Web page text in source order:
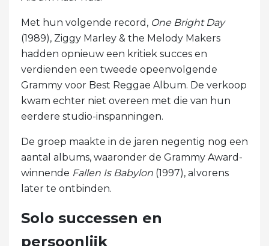
Met hun volgende record, One Bright Day
(1989), Ziggy Marley & the Melody Makers
hadden opnieuw een kritiek succes en
verdienden een tweede opeenvolgende
Grammy voor Best Reggae Album. De verkoop
kwam echter niet overeen met die van hun
eerdere studio-inspanningen.
De groep maakte in de jaren negentig nog een
aantal albums, waaronder de Grammy Award-
winnende Fallen Is Babylon (1997), alvorens
later te ontbinden.
Solo successen en
persoonlijk